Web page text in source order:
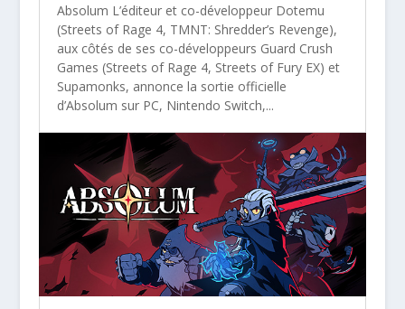
Absolum L’éditeur et co-développeur Dotemu
(Streets of Rage 4, TMNT: Shredder’s Revenge),
aux côtés de ses co-développeurs Guard Crush
Games (Streets of Rage 4, Streets of Fury EX) et
Supamonks, annonce la sortie officielle
d’Absolum sur PC, Nintendo Switch,...